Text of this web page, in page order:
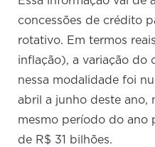
concessões de crédito
rotativo. Em termos
inflação), a variação do
nessa modalidade foi
abril a junho deste ano,
mesmo período do ano
de R$ 31 bilhões.